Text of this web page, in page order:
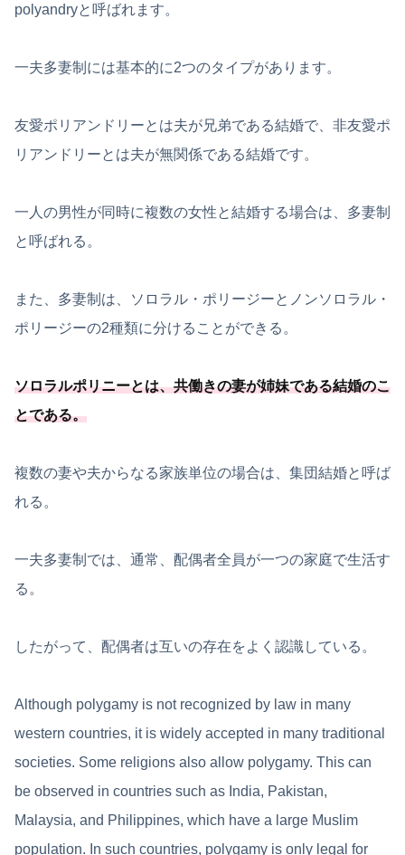
polyandryと呼ばれます。
一夫多妻制には基本的に2つのタイプがあります。
友愛ポリアンドリーとは夫が兄弟である結婚で、非友愛ポ
リアンドリーとは夫が無関係である結婚です。
一人の男性が同時に複数の女性と結婚する場合は、多妻制
と呼ばれる。
また、多妻制は、ソロラル・ポリージーとノンソロラル・
ポリージーの2種類に分けることができる。
ソロラルポリニーとは、共働きの妻が姉妹である結婚のこ
とである。
複数の妻や夫からなる家族単位の場合は、集団結婚と呼ば
れる。
一夫多妻制では、通常、配偶者全員が一つの家庭で生活す
る。
したがって、配偶者は互いの存在をよく認識している。
Although polygamy is not recognized by law in many
western countries, it is widely accepted in many traditional
societies. Some religions also allow polygamy. This can
be observed in countries such as India, Pakistan,
Malaysia, and Philippines, which have a large Muslim
population. In such countries, polygamy is only legal for